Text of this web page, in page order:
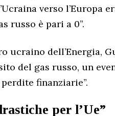
verso l’Europa
russo è pari a 0”.
ucraino dell’Energia,
del gas russo, un
finanziarie”.
per l’Ue”